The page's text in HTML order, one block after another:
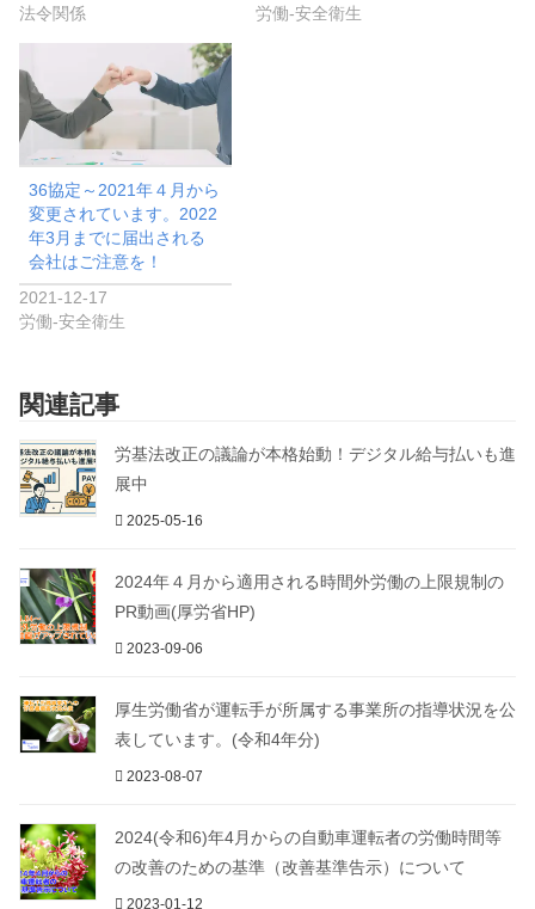
法令関係
労働-安全衛生
36協定～2021年４月から
変更されています。2022
年3月までに届出される
会社はご注意を！
2021-12-17
労働-安全衛生
関連記事
労基法改正の議論が本格始動！デジタル給与払いも進
展中
2025-05-16
2024年４月から適用される時間外労働の上限規制の
PR動画(厚労省HP)
2023-09-06
厚生労働省が運転手が所属する事業所の指導状況を公
表しています。(令和4年分)
2023-08-07
2024(令和6)年4月からの自動車運転者の労働時間等
の改善のための基準（改善基準告示）について
2023-01-12